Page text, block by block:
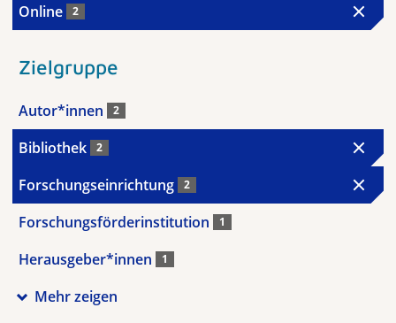
Online 2
Zielgruppe
Autor*innen 2
Bibliothek 2
Forschungseinrichtung 2
Forschungsförderinstitution 1
Herausgeber*innen 1
Mehr zeigen